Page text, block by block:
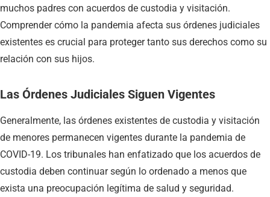
muchos padres con acuerdos de custodia y visitación.
Comprender cómo la pandemia afecta sus órdenes judiciales
existentes es crucial para proteger tanto sus derechos como su
relación con sus hijos.
Las Órdenes Judiciales Siguen Vigentes
Generalmente, las órdenes existentes de custodia y visitación
de menores permanecen vigentes durante la pandemia de
COVID-19. Los tribunales han enfatizado que los acuerdos de
custodia deben continuar según lo ordenado a menos que
exista una preocupación legítima de salud y seguridad.